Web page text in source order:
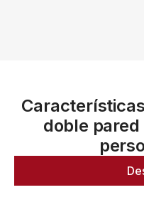
doble